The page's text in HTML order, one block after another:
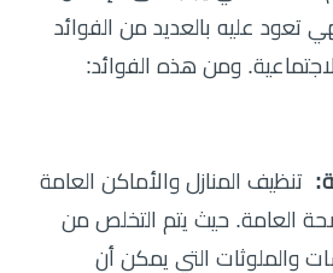
تعود عليه بالعديد من الفوائد
ومن هذه الفوائد:
تنظيف المنازل والأماكن العامة
العامة. حيث يتم التخلص من
والملوثات التي يمكن أن